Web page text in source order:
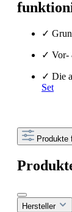
✓
✓ Vor-
✓ Die
Set
Produkte
Hersteller